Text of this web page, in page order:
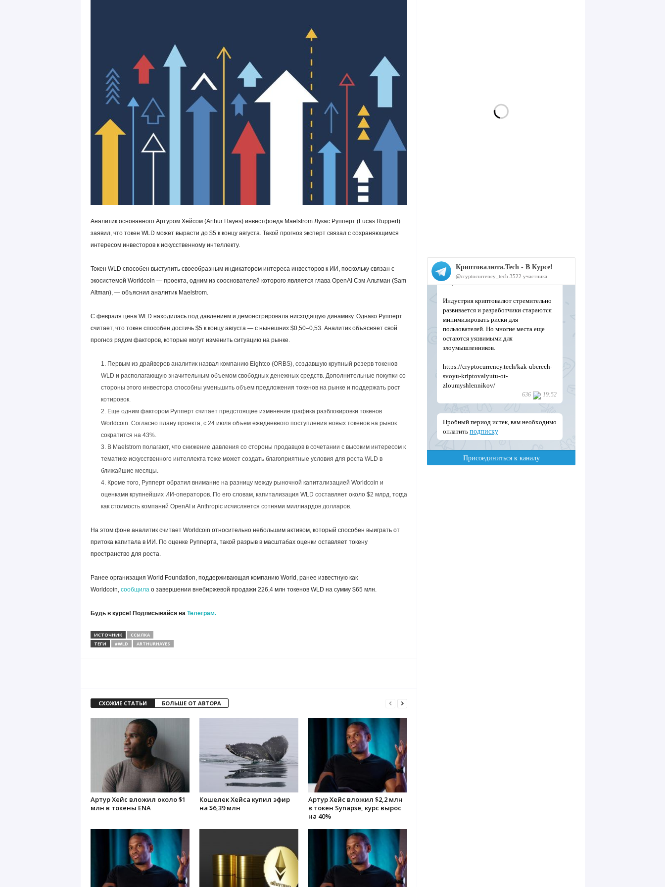
Аналитик основанного Артуром Хейсом (Arthur Hayes) инвестфонда Maelstrom Лукас Рупперт (Lucas Ruppert)
заявил, что токен WLD может вырасти до $5 к концу августа. Такой прогноз эксперт связал с сохраняющимся
интересом инвесторов к искусственному интеллекту.
Токен WLD способен выступить своеобразным индикатором интереса инвесторов к ИИ, поскольку связан с
экосистемой Worldcoin — проекта, одним из сооснователей которого является глава OpenAI Сэм Альтман (Sam
Altman), — объяснил аналитик Maelstrom.
С февраля цена WLD находилась под давлением и демонстрировала нисходящую динамику. Однако Рупперт
считает, что токен способен достичь $5 к концу августа — с нынешних $0,50–0,53. Аналитик объясняет свой
прогноз рядом факторов, которые могут изменить ситуацию на рынке.
Первым из драйверов аналитик назвал компанию Eightco (ORBS), создавшую крупный резерв токенов
WLD и располагающую значительным объемом свободных денежных средств. Дополнительные покупки со
стороны этого инвестора способны уменьшить объем предложения токенов на рынке и поддержать рост
котировок.
Еще одним фактором Рупперт считает предстоящее изменение графика разблокировки токенов
Worldcoin. Согласно плану проекта, с 24 июля объем ежедневного поступления новых токенов на рынок
сократится на 43%.
В Maelstrom полагают, что снижение давления со стороны продавцов в сочетании с высоким интересом к
тематике искусственного интеллекта тоже может создать благоприятные условия для роста WLD в
ближайшие месяцы.
Кроме того, Рупперт обратил внимание на разницу между рыночной капитализацией Worldcoin и
оценками крупнейших ИИ-операторов. По его словам, капитализация WLD составляет около $2 млрд, тогда
как стоимость компаний OpenAI и Anthropic исчисляется сотнями миллиардов долларов.
На этом фоне аналитик считает Worldcoin относительно небольшим активом, который способен выиграть от
притока капитала в ИИ. По оценке Рупперта, такой разрыв в масштабах оценки оставляет токену
пространство для роста.
Ранее организация World Foundation, поддерживающая компанию World, ранее известную как
Worldcoin, сообщилао завершении внебиржевой продажи 226,4 млн токенов WLD на сумму $65 млн.
Будь в курсе! Подписывайся на Телеграм.
ИСТОЧНИК
ССЫЛКА
ТЕГИ
#WLD ARTHURHAYES
СХОЖИЕ СТАТЬИ БОЛЬШЕ ОТ АВТОРА
Артур Хейс вложил около $1
млн в токены ENA
Кошелек Хейса купил эфир
на $6,39 млн
Артур Хейс вложил $2,2 млн
в токен Synapse, курс вырос
на 40%